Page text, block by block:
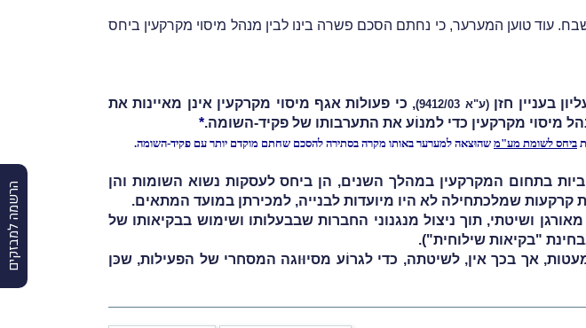
הרשמה למבזקים
עוד טוען המערער, כי נחתם הסכם פשרה בינו לבין מנהל מיסוי מקרקעין ביחס
בעניין חזן(ע"א 9412/03 ), כי פעולות אגף מיסוי מקרקעין אינן מאיינות את
מיסוי מקרקעין כדי למנוֹע את התערבותו של פקיד-השומה.*
ביחס לשומת מע"מ שהוּצאה למערער באותו מקרה בסתירה להסכם שחתם מוקדם יותר עם פקיד-השומה.
בתחום המקרקעין במהלך השנים, הן ביחס לעסקות נשוא השומות והן
שמלכתחילה לא היו מיועדות לבנייה, למכירתן במועד המתאים.
ושיטתי, תוך ניצול מנגנוני החברות שבבעלותו ושימוש בבקיאותו של
"בקיאות שילוחית").
אך בכך אין, לשיטתה, כדי לגרוֹע מסיוּוגה המסחרי של הפעילות, שכּן